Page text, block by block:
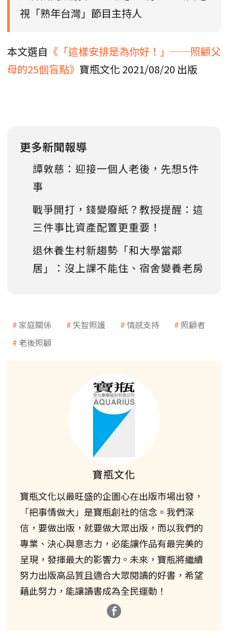
視「熟年台灣」節目主持人
本文選自 《「這樣安排是為你好！」──照顧父
母的25個盲點》 寶瓶文化 2021/08/20 出版
更多新聞報導
譚敦慈：迎接一個人老後，先想5件
事
戰爭開打，錢變廢紙？教授提醒：這
三件事比資產配置更重要！
退休養生村新趨勢「和大學當鄰
居」：沒上課不能住、宿舍變養老房
家庭關係 失智照護 情感支持
照顧者
老後照顧
寶瓶文化
寶瓶文化以最旺盛的企圖心在出版市場出發，
「把事情做大」是寶瓶創社的信念。我們深
信，要做出版，就要做大眾出版，而以我們的
專業、決心與意志力，必能讓作品有最完美的
呈現，發揮最大的影響力。未來，寶瓶將繼續
努力出版高品質且適合大眾閱讀的好書，希望
藉此努力，能讓讀書成為全民運動！